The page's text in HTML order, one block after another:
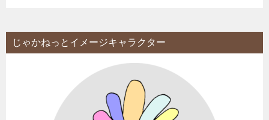
じゃかねっとイメージキャラクター